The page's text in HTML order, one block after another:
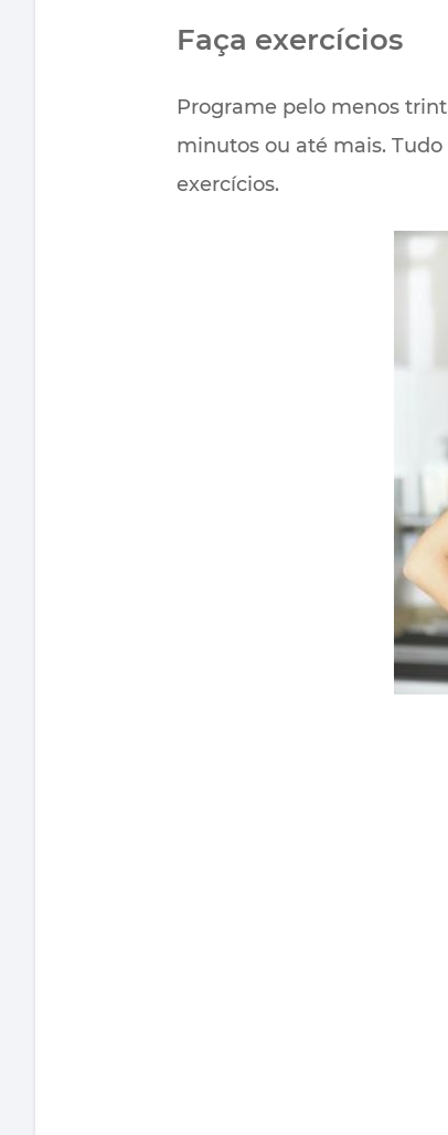
Faça exercícios
Programe pelo menos
minutos ou até mais.
exercícios.